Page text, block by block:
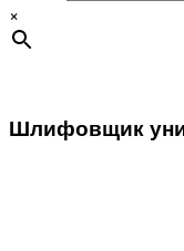
×
Шлифовщик